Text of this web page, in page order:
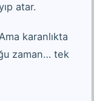
atar.
karanlıkta
zaman… tek